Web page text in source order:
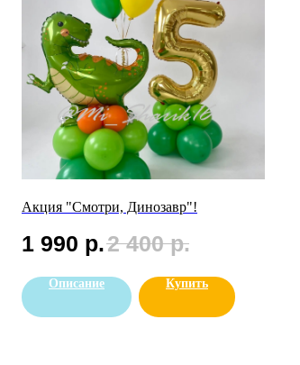
Акция "Смотри, Динозавр"!
1 990 р.2 400 р.
Описание Купить